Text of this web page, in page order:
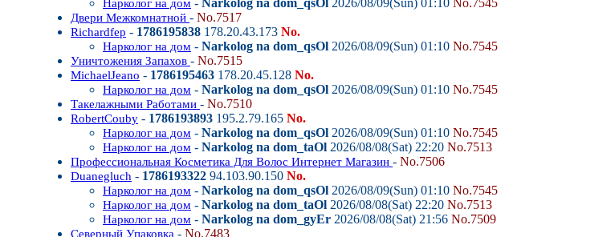
Нарколог на дом - Narkolog na dom_qsOl 2026/08/09(Sun) 01:10 No.7545
Двери Межкомнатной - No.7517
Richardfep - 1786195838 178.20.43.173 No.
Нарколог на дом - Narkolog na dom_qsOl 2026/08/09(Sun) 01:10 No.7545
Уничтожения Запахов - No.7515
MichaelJeano - 1786195463 178.20.45.128 No.
Нарколог на дом - Narkolog na dom_qsOl 2026/08/09(Sun) 01:10 No.7545
Такелажными Работами - No.7510
RobertCouby - 1786193893 195.2.79.165 No.
Нарколог на дом - Narkolog na dom_qsOl 2026/08/09(Sun) 01:10 No.7545
Нарколог на дом - Narkolog na dom_taOl 2026/08/08(Sat) 22:20 No.7513
Профессиональная Косметика Для Волос Интернет Магазин - No.7506
Duanegluch - 1786193322 94.103.90.150 No.
Нарколог на дом - Narkolog na dom_qsOl 2026/08/09(Sun) 01:10 No.7545
Нарколог на дом - Narkolog na dom_taOl 2026/08/08(Sat) 22:20 No.7513
Нарколог на дом - Narkolog na dom_gyEr 2026/08/08(Sat) 21:56 No.7509
Северный Упаковка - No.7483